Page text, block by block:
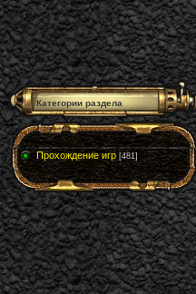
Категории раздела
Прохождение игр [481]